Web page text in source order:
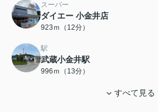
スーパー
ダイエー 小金井店
923ｍ（12分）
駅
武蔵小金井駅
996ｍ（13分）
すべて見る